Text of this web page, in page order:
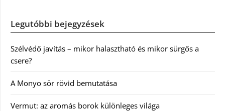
Legutóbbi bejegyzések
Szélvédő javítás – mikor halasztható és mikor sürgős a
csere?
A Monyo sör rövid bemutatása
Vermut: az aromás borok különleges világa